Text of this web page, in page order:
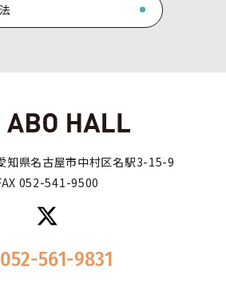
知県名古屋市中村区名駅3-15-9
052-541-9500
052-561-9831